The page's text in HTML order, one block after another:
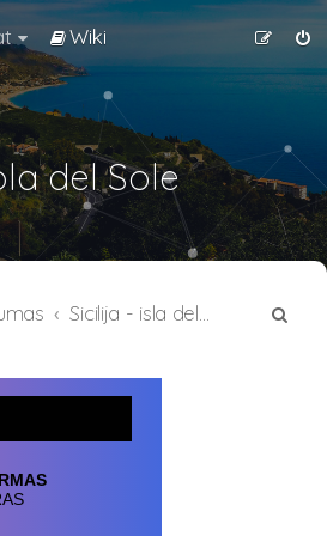
Wiki
del Sole